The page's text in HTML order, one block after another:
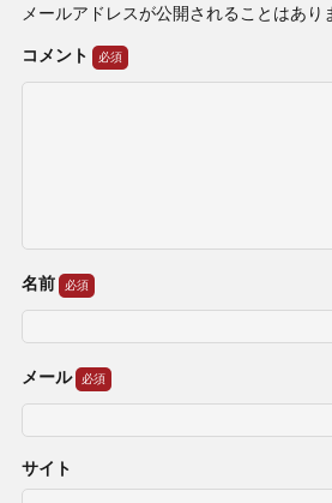
メールアドレスが公開されることはあり
コメント
名前
メール
サイト